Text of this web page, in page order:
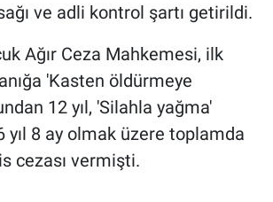
ve adli kontrol şartı getirildi.
Ağır Ceza Mahkemesi, ilk
'Kasten öldürmeye
12 yıl, 'Silahla yağma'
yıl 8 ay olmak üzere toplamda
cezası vermişti.